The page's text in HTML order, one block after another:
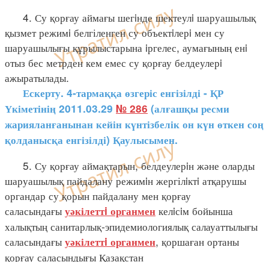
4. Су қорғау аймағы шегiнде шектеулi шаруашылық
қызмет режимi белгіленген су объектiлерi мен су
шаруашылығы құрылыстарына iргелес, аумағының енi
отыз бес метрден кем емес су қорғау белдеулерi
ажыратылады.
Ескерту. 4-тармаққа өзгеріс енгізілді - ҚР
Үкіметінің 2011.03.29 № 286 (алғашқы ресми
жарияланғанынан кейін күнтізбелік он күн өткен соң
қолданысқа енгізілді) Қаулысымен.
5. Су қорғау аймақтарын, белдеулерiн және оларды
шаруашылық пайдалану режимiн жергілiктi атқарушы
органдар су қорын пайдалану мен қорғау
саласындағы уәкілеттi органмен келiсiм бойынша
халықтың санитарлық-эпидемиологиялық салауаттылығы
саласындағы уәкілеттi органмен, қоршаған ортаны
қорғау саласындығы Қазақстан